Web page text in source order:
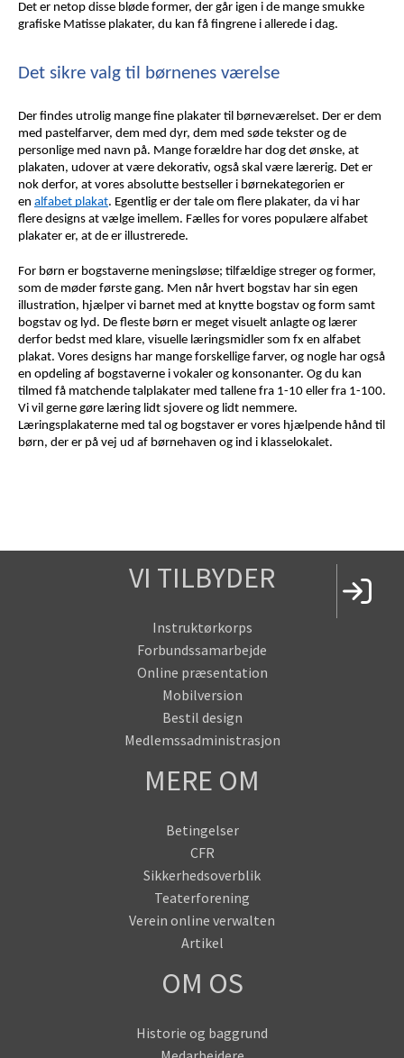
Det er netop disse bløde former, der går igen i de mange smukke
grafiske Matisse plakater, du kan få fingrene i allerede i dag.
Det sikre valg til børnenes værelse
Der findes utrolig mange fine plakater til børneværelset. Der er dem
med pastelfarver, dem med dyr, dem med søde tekster og de
personlige med navn på. Mange forældre har dog det ønske, at
plakaten, udover at være dekorativ, også skal være lærerig. Det er
nok derfor, at vores absolutte bestseller i børnekategorien er
en alfabet plakat. Egentlig er der tale om flere plakater, da vi har
flere designs at vælge imellem. Fælles for vores populære alfabet
plakater er, at de er illustrerede.
For børn er bogstaverne meningsløse; tilfældige streger og former,
som de møder første gang. Men når hvert bogstav har sin egen
illustration, hjælper vi barnet med at knytte bogstav og form samt
bogstav og lyd. De fleste børn er meget visuelt anlagte og lærer
derfor bedst med klare, visuelle læringsmidler som fx en alfabet
plakat. Vores designs har mange forskellige farver, og nogle har også
en opdeling af bogstaverne i vokaler og konsonanter. Og du kan
tilmed få matchende talplakater med tallene fra 1-10 eller fra 1-100.
Vi vil gerne gøre læring lidt sjovere og lidt nemmere.
Læringsplakaterne med tal og bogstaver er vores hjælpende hånd til
børn, der er på vej ud af børnehaven og ind i klasselokalet.
VI TILBYDER
Instruktørkorps
Forbundssamarbejde
Online præsentation
Mobilversion
Bestil design
Medlemssadministrasjon
MERE OM
Betingelser
CFR
Sikkerhedsoverblik
Teaterforening
Verein online verwalten
Artikel
OM OS
Historie og baggrund